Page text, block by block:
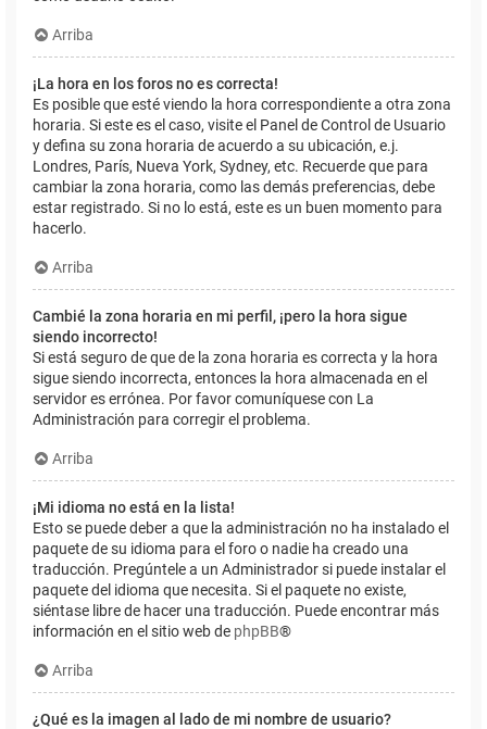
Arriba
¡La hora en los foros no es correcta!
Es posible que esté viendo la hora correspondiente a otra zona
horaria. Si este es el caso, visite el Panel de Control de Usuario
y defina su zona horaria de acuerdo a su ubicación, e.j.
Londres, París, Nueva York, Sydney, etc. Recuerde que para
cambiar la zona horaria, como las demás preferencias, debe
estar registrado. Si no lo está, este es un buen momento para
hacerlo.
Arriba
Cambié la zona horaria en mi perfil, ¡pero la hora sigue
siendo incorrecto!
Si está seguro de que de la zona horaria es correcta y la hora
sigue siendo incorrecta, entonces la hora almacenada en el
servidor es errónea. Por favor comuníquese con La
Administración para corregir el problema.
Arriba
¡Mi idioma no está en la lista!
Esto se puede deber a que la administración no ha instalado el
paquete de su idioma para el foro o nadie ha creado una
traducción. Pregúntele a un Administrador si puede instalar el
paquete del idioma que necesita. Si el paquete no existe,
siéntase libre de hacer una traducción. Puede encontrar más
información en el sitio web de phpBB®
Arriba
¿Qué es la imagen al lado de mi nombre de usuario?